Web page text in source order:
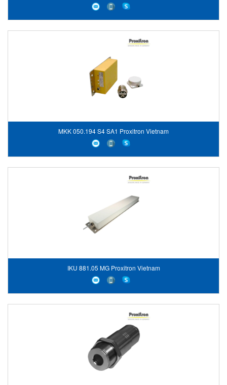
MKK 050.194 S4 SA1 Proxitron Vietnam
IKU 881.05 MG Proxitron Vietnam